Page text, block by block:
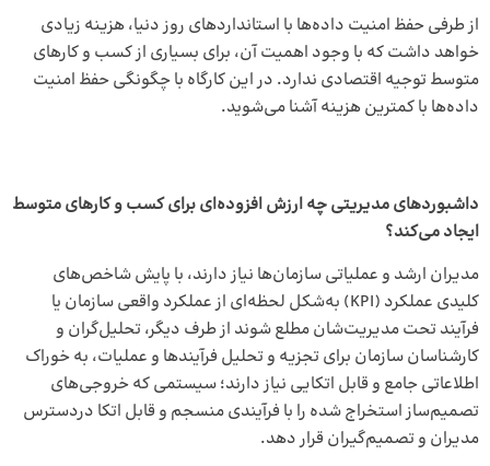
از طرفی حفظ امنیت داده‌­ها با استاندارد­های روز دنیا، هزینه زیادی
خواهد داشت که با وجود اهمیت آن، برای بسیاری از کسب و کار­های
متوسط توجیه اقتصادی ندارد. در این کارگاه­ با چگونگی حفظ امنیت
داده­‌ها با کمترین هزینه آشنا می‌شوید.
داشبورد‌‌های مدیریتی چه ارزش افزوده‌‌ای برای کسب و کار‌‌های متوسط
ایجاد می‌‌کند؟
مدیران ارشد و عملیاتی سازمان‌‌‌ها نیاز دارند، با پایش شاخص‌‌‌های
کلیدی عملکرد (KPI) به‌‌‌شکل لحظه‌‌‌ای از عملکرد واقعی سازمان یا
فرآیند تحت مدیریت‌‌‌شان مطلع شوند از طرف دیگر، تحلیل‌‌‌گران و
کارشناسان سازمان برای تجزیه و تحلیل فرآیندها و عملیات، به خوراک
اطلاعاتی جامع و قابل اتکایی نیاز دارند؛ سیستمی که خروجی‌‌‌های
تصمیم‌‌‌ساز استخراج شده را با فرآیندی منسجم و قابل اتکا دردسترس
مدیران و تصمیم‌گیران قرار دهد.